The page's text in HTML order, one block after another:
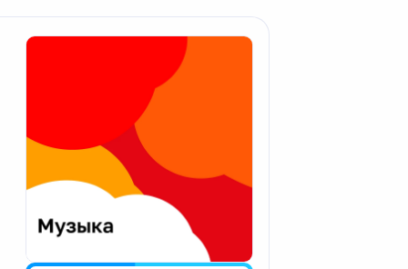
Апатиты
Екатеринбург
Калининград
Калуга